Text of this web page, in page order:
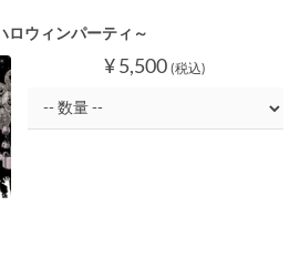
ロウィンパーティ～
¥ 5,500 (税込)